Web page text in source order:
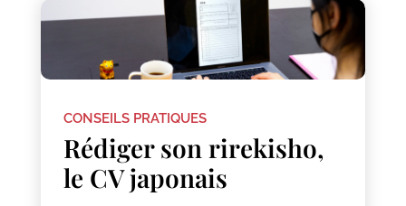
CONSEILS PRATIQUES
Rédiger son rirekisho,
le CV japonais